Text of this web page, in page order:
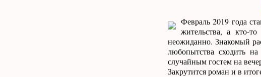
Февраль 2019 года
жительства, а кто-
неожиданно. Знакомый
любопытства сходить
случайным гостем на
Закрутится роман и в